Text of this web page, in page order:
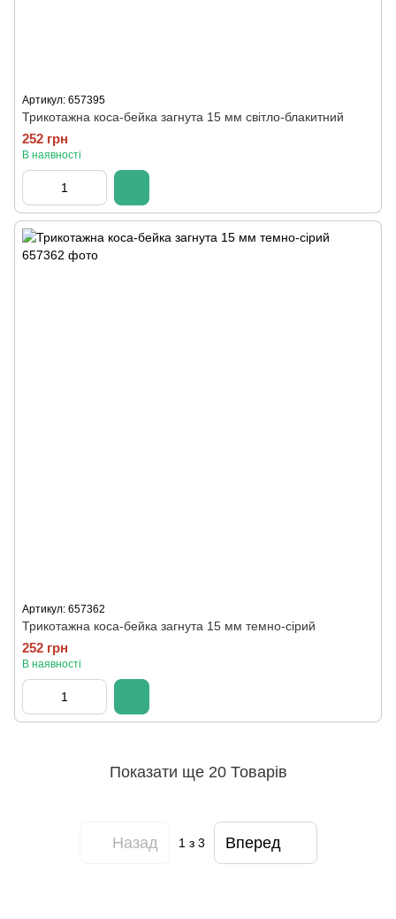
Артикул: 657395
Трикотажна коса-бейка загнута 15 мм світло-блакитний
252 грн
В наявності
Артикул: 657362
Трикотажна коса-бейка загнута 15 мм темно-сірий
252 грн
В наявності
Показати ще 20 Товарів
Назад 1 з 3 Вперед